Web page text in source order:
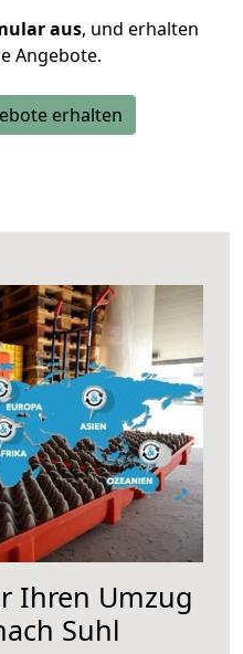
aus, und erhalten
Angebote.
erhalten
Ihren Umzug
Suhl